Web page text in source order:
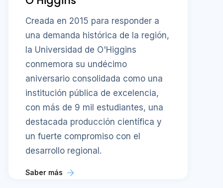
Creada en 2015 para responder a
una demanda histórica de la región,
la Universidad de O'Higgins
conmemora su undécimo
aniversario consolidada como una
institución pública de excelencia,
con más de 9 mil estudiantes, una
destacada producción científica y
un fuerte compromiso con el
desarrollo regional.
Saber más